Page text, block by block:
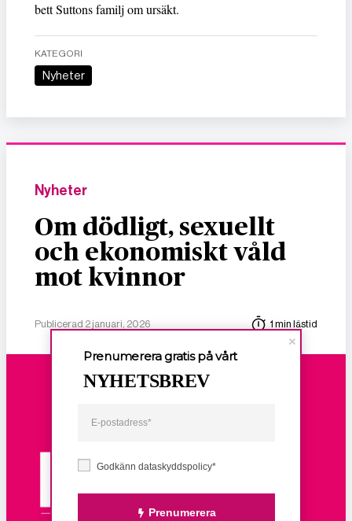
bett Suttons familj om ursäkt.
KATEGORI
Nyheter
Nyheter
Om dödligt, sexuellt
och ekonomiskt våld
mot kvinnor
Publicerad 2 januari, 2026 1 min lästid
Godkänn dataskyddspolicy*
Prenumerera
Prenumerera gratis på vårt
NYHETSBREV